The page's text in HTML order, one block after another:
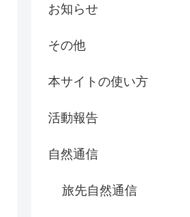
お知らせ
その他
本サイトの使い方
活動報告
自然通信
旅先自然通信